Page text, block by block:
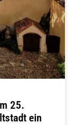
25.
ein